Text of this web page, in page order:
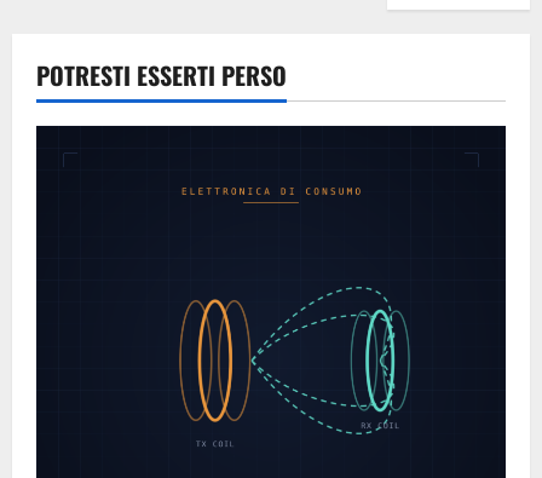
POTRESTI ESSERTI PERSO